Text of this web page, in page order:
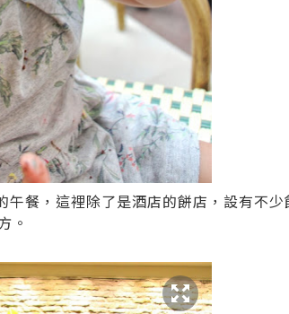
午餐，這裡除了是酒店的餅店，設有不
。